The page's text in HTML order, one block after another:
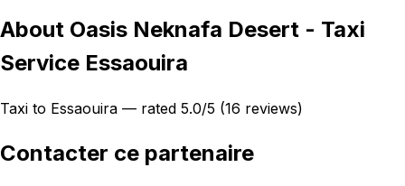
About Oasis Neknafa Desert - Taxi
Service Essaouira
Taxi to Essaouira — rated 5.0/5 (16 reviews)
Contacter ce partenaire